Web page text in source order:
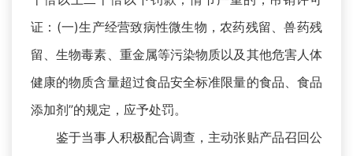
证：(一)生产经营致病性微生物，农药残留、兽药残
留、生物毒素、重金属等污染物质以及其他危害人体
健康的物质含量超过食品安全标准限量的食品、食品
添加剂”的规定，应予处罚。
鉴于当事人积极配合调查，主动张贴产品召回公